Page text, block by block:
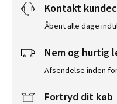
Kontakt
Åbent alle dage
Nem og hurtig
Afsendelse inden
Fortryd dit køb